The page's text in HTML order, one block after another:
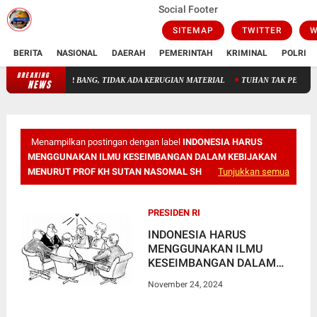
Social Footer
SITEMAP TWITTER
BERITA NASIONAL DAERAH PEMERINTAH KRIMINAL POLRI
BREAKING
NEWS
AIR BANG, TIDAK ADA KERUGIAN MATERIAL TUHAN TAK PERLU DICARI,
Menampilkan postingan dengan label INDONESIA HARUS
MENGGUNAKAN ILMU KESEIMBANGAN DALAM KEBIJAKAN
MENURUT PROF KH SUTAN NASOMAL SH
Tunjukkan semua
PRESIDEN RI
INDONESIA HARUS
MENGGUNAKAN ILMU
KESEIMBANGAN DALAM
KH SUTAN NASOMAL
November 24, 2024